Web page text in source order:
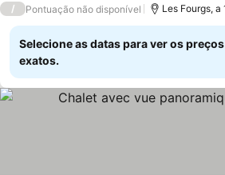
/ Pontuação não disponível
Selecione as datas para ver os preços
exatos.